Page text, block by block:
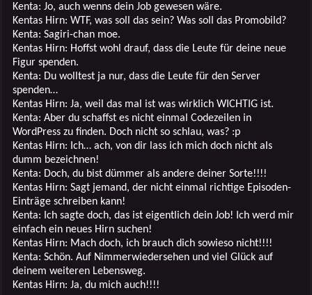
Kenta: Jo, auch wenns dein Job gewesen wäre.
Kentas Hirn: WTF, was soll das sein? Was soll das Promobild?
Kenta: Sagiri-chan moe.
Kentas Hirn: Hoffst wohl drauf, dass die Leute für deine neue
Figur spenden.
Kenta: Du wolltest ja nur, dass die Leute für den Server
spenden…
Kentas Hirn: Ja, weil das mal ist was wirklich WICHTIG ist.
Kenta: Aber du schaffst es nicht einmal Codezeilen in
WordPress zu finden. Doch nicht so schlau, was? :p
Kentas Hirn: Ich… ach, von dir lass ich mich doch nicht als
dumm bezeichnen!
Kenta: Doch, du bist dümmer als andere deiner Sorte!!!!
Kentas Hirn: Sagt jemand, der nicht einmal richtige Episoden-
Einträge schreiben kann!
Kenta: Ich sagte doch, das ist eigentlich dein Job! Ich werd mir
einfach ein neues Hirn suchen!
Kentas Hirn: Mach doch, ich brauch dich sowieso nicht!!!!
Kenta: Schön. Auf Nimmerwiedersehen und viel Glück auf
deinem weiteren Lebensweg.
Kentas Hirn: Ja, du mich auch!!!!